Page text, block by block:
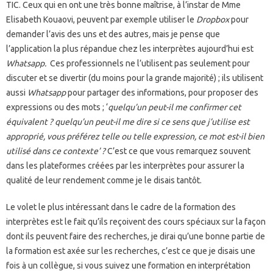
TIC. Ceux qui en ont une très bonne maîtrise, à l’instar de Mme
Elisabeth Kouaovi, peuvent par exemple utiliser le Dropboxpour
demander l’avis des uns et des autres,mais je pense que
l’application la plus répandue chez les interprètes aujourd’hui est
Whatsapp. Ces professionnels ne l’utilisent pas seulement pour
discuter et se divertir (du moins pour la grande majorité) ; ils utilisent
aussi Whatsapppour partager des informations, pour proposer des
expressions ou des mots ; ‘quelqu’un peut-il me confirmer cet
équivalent ? quelqu’un peut-il me dire si ce sens que j’utilise est
approprié, vous préférez telle ou telle expression, ce mot est-il bien
utilisé dans ce contexte’ ?C’est ce que vous remarquez souvent
dans les plateformes créées par les interprètes pour assurer la
qualité de leur rendement comme je le disais tantôt.
Le volet le plus intéressant dans le cadre de la formation des
interprètes est le fait qu’ils reçoivent des cours spéciaux sur la façon
dont ils peuvent faire des recherches, je dirai qu’une bonne partie de
la formation est axée sur les recherches, c’est ce que je disais une
fois à un collègue, si vous suivez une formation en interprétation